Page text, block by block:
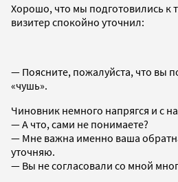
Хорошо, что мы подготовились к
визитер спокойно уточнил:
— Поясните, пожалуйста, что вы
«чушь».
Чиновник немного напрягся и с
— А что, сами не понимаете?
— Мне важна именно ваша
уточняю.
— Вы не согласовали со мной